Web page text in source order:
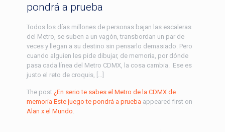
pondrá a prueba
Todos los días millones de personas bajan las escaleras
del Metro, se suben a un vagón, transbordan un par de
veces y llegan a su destino sin pensarlo demasiado. Pero
cuando alguien les pide dibujar, de memoria, por dónde
pasa cada línea del Metro CDMX, la cosa cambia. Ese es
justo el reto de croquis, […]
The post ¿En serio te sabes el Metro de la CDMX de
memoria Este juego te pondrá a prueba appeared first on
Alan x el Mundo